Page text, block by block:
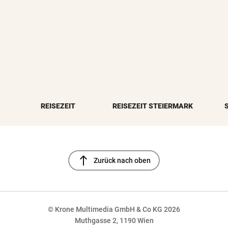
REISEZEIT REISEZEIT STEIERMARK
north Zurück nach oben
© Krone Multimedia GmbH & Co KG 2026
Muthgasse 2, 1190 Wien